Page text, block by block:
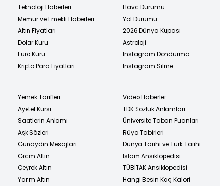
Teknoloji Haberleri
Memur ve Emekli Haberleri
Altın Fiyatları
Dolar Kuru
Euro Kuru
Kripto Para Fiyatları
Hava Durumu
Yol Durumu
2026 Dünya Kupası
Astroloji
Instagram Dondurma
Instagram Silme
Yemek Tarifleri
Ayetel Kürsi
Saatlerin Anlamı
Aşk Sözleri
Günaydın Mesajları
Gram Altın
Çeyrek Altın
Yarım Altın
Video Haberler
TDK Sözlük Anlamları
Üniversite Taban Puanları
Rüya Tabirleri
Dünya Tarihi ve Türk Tarihi
İslam Ansiklopedisi
TÜBİTAK Ansiklopedisi
Hangi Besin Kaç Kalori